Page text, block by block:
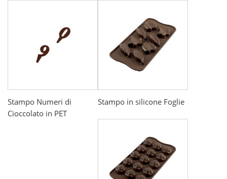
Stampo Numeri di
Cioccolato in PET
Stampo in silicone Foglie